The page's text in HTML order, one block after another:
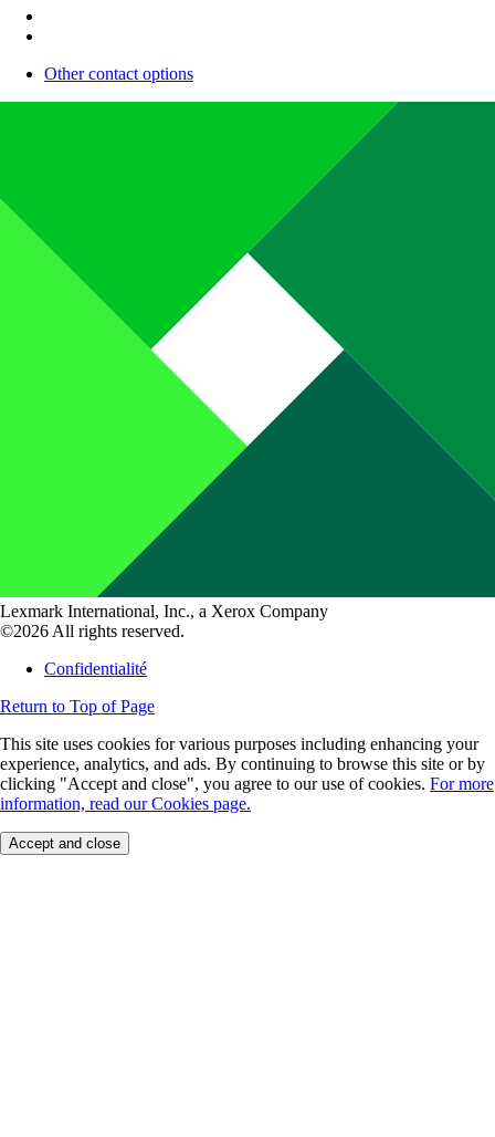
Other contact options
Lexmark International, Inc., a Xerox Company
©2026 All rights reserved.
Confidentialité
Return to Top of Page
This site uses cookies for various purposes including enhancing your
experience, analytics, and ads. By continuing to browse this site or by
clicking "Accept and close", you agree to our use of cookies. For more
information, read our Cookies page.
Accept and close